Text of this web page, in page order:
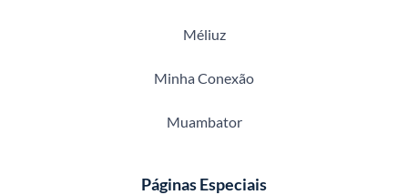
Méliuz
Minha Conexão
Muambator
Páginas Especiais